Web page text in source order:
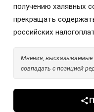
получению халявных
прекращать
российских
Мнения, высказываемые
совпадать с позицией